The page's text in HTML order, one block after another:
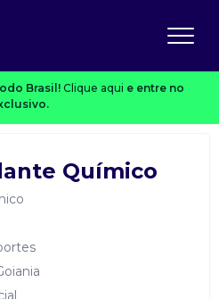
Brasil! Clique aqui e entre no
Químico